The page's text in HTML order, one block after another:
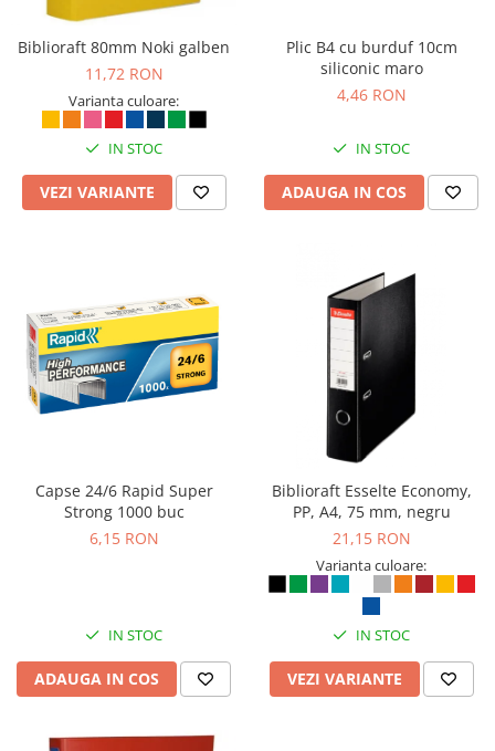
Hanorace
Impermeabile
Veste
Reflectorizante
Incaltaminte de oras si munte
Echipamente medicale
Manusi de protectie
Accesorii pentru protectia capului
Ochelari de protectie si viziere
Masti de protectie respiratorie
Sepci, caciuli si esarfe
Sosete de lucru
Branturi
Diverse accesorii
Biblioraft 80mm Noki galben
11,72 RON
Varianta culoare:
IN STOC
VEZI VARIANTE
Plic B4 cu burduf 10cm
siliconic maro
4,46 RON
IN STOC
ADAUGA IN COS
Capse 24/6 Rapid Super
Strong 1000 buc
6,15 RON
IN STOC
ADAUGA IN COS
Biblioraft Esselte Economy,
PP, A4, 75 mm, negru
21,15 RON
Varianta culoare:
IN STOC
VEZI VARIANTE